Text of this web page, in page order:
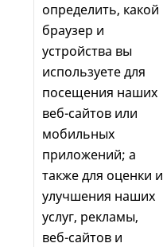
определить, какой
браузер и
устройства вы
используете для
посещения наших
веб-сайтов или
мобильных
приложений; а
также для оценки и
улучшения наших
услуг, рекламы,
веб-сайтов и